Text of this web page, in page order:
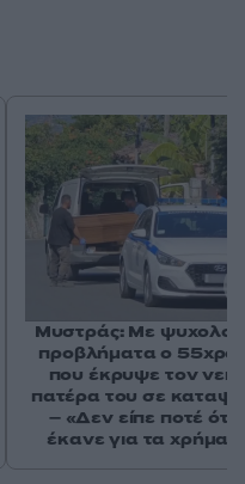
Μυστράς: Με
προβλήματα ο
που έκρυψε τον
πατέρα του σε
– «Δεν είπε ποτέ ότι
έκανε για τα